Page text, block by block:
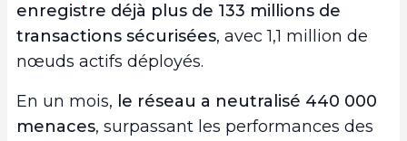
enregistre déjà plus de 133 millions de
transactions sécurisées, avec 1,1 million de
nœuds actifs déployés.
En un mois, le réseau a neutralisé 440 000
menaces, surpassant les performances des